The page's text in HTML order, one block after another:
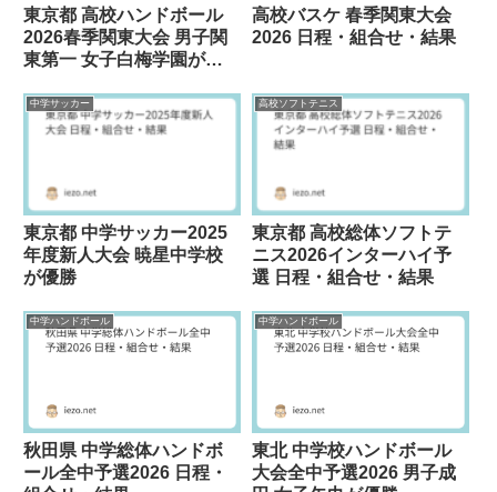
東京都 高校ハンドボール
2026春季関東大会 男子関
東第一 女子白梅学園が優
高校バスケ 春季関東大会
2026 日程・組合せ・結果
中学サッカー
東京都 中学サッカー2025
年度新人大会 暁星中学校
が優勝
高校ソフトテニス
東京都 高校総体ソフトテ
ニス2026インターハイ予
選 日程・組合せ・結果
中学ハンドボール
秋田県 中学総体ハンドボ
ール全中予選2026 日程・
中学ハンドボール
東北 中学校ハンドボール
大会全中予選2026 男子成